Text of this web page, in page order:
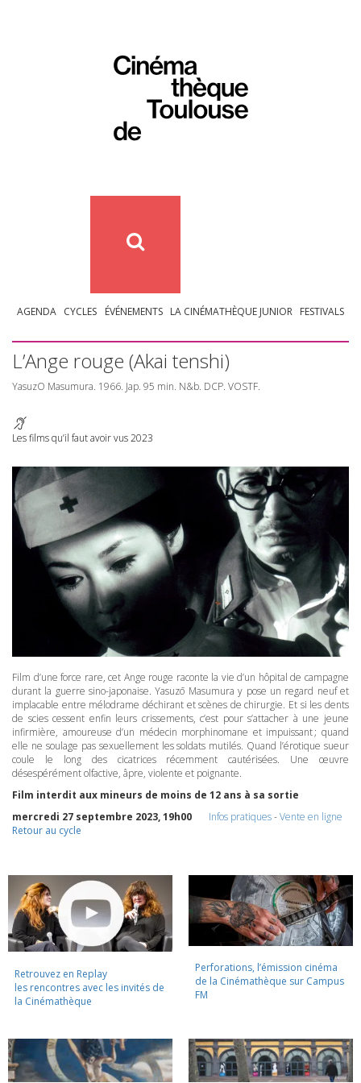
AGENDA CYCLES ÉVÉNEMENTS LA CINÉMATHÈQUE JUNIOR FESTIVALS
L’Ange rouge (Akai tenshi)
YasuzO Masumura. 1966. Jap. 95 min. N&b. DCP. VOSTF.
Les films qu’il faut avoir vus 2023
Film d’une force rare, cet Ange rouge raconte la vie d’un hôpital de campagne
durant la guerre sino-japonaise. Yasuzō Masumura y pose un regard neuf et
implacable entre mélodrame déchirant et scènes de chirurgie. Et si les dents
de scies cessent enfin leurs crissements, c’est pour s’attacher à une jeune
infirmière, amoureuse d’un médecin morphinomane et impuissant ; quand
elle ne soulage pas sexuellement les soldats mutilés. Quand l’érotique sueur
coule le long des cicatrices récemment cautérisées. Une œuvre
désespérément olfactive, âpre, violente et poignante.
Film interdit aux mineurs de moins de 12 ans à sa sortie
mercredi 27 septembre 2023, 19h00
Infos pratiques-Vente en ligne
Retour au cycle
Retrouvez en Replay
les rencontres avec les invités de
la Cinémathèque
Perforations, l’émission cinéma
de la Cinémathèque sur Campus
FM